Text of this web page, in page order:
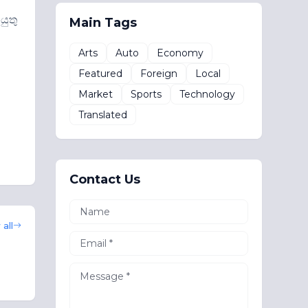
all
Main Tags
Arts Auto
Economy
Featured
Foreign
Local
Market
Sports
Technology
Translated
Contact Us